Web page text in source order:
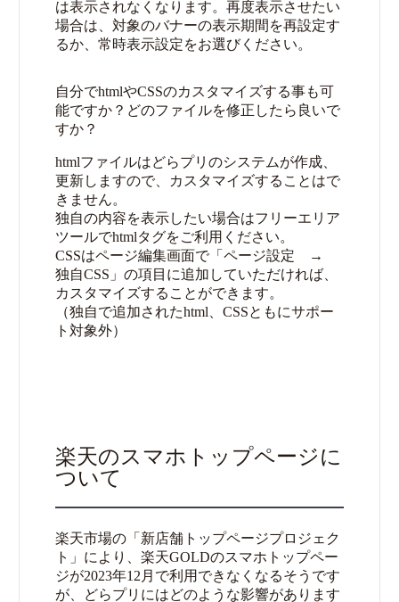
は表示されなくなります。再度表示させたい
場合は、対象のバナーの表示期間を再設定す
るか、常時表示設定をお選びください。
自分でhtmlやCSSのカスタマイズする事も可
能ですか？どのファイルを修正したら良いで
すか？
htmlファイルはどらプリのシステムが作成、
更新しますので、カスタマイズすることはで
きません。
独自の内容を表示したい場合はフリーエリア
ツールでhtmlタグをご利用ください。
CSSはページ編集画面で「ページ設定 →
独自CSS」の項目に追加していただければ、
カスタマイズすることができます。
（独自で追加されたhtml、CSSともにサポー
ト対象外）
楽天のスマホトップページに
ついて
楽天市場の「新店舗トップページプロジェク
ト」により、楽天GOLDのスマホトップペー
ジが2023年12月で利用できなくなるそうです
が、どらプリにはどのような影響があります